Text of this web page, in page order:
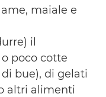
maiale e
il
poco cotte
bue), di gelati
altri alimenti